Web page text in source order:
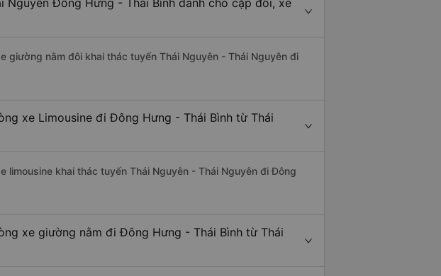
Nguyên Đông Hưng - Thái Bình dành cho cặp đôi, xe
giường nằm đôi khai thác tuyến Thái Nguyên - Thái Nguyên đi
xe Limousine đi Đông Hưng - Thái Bình từ Thái
limousine khai thác tuyến Thái Nguyên - Thái Nguyên đi Đông
xe giường nằm đi Đông Hưng - Thái Bình từ Thái